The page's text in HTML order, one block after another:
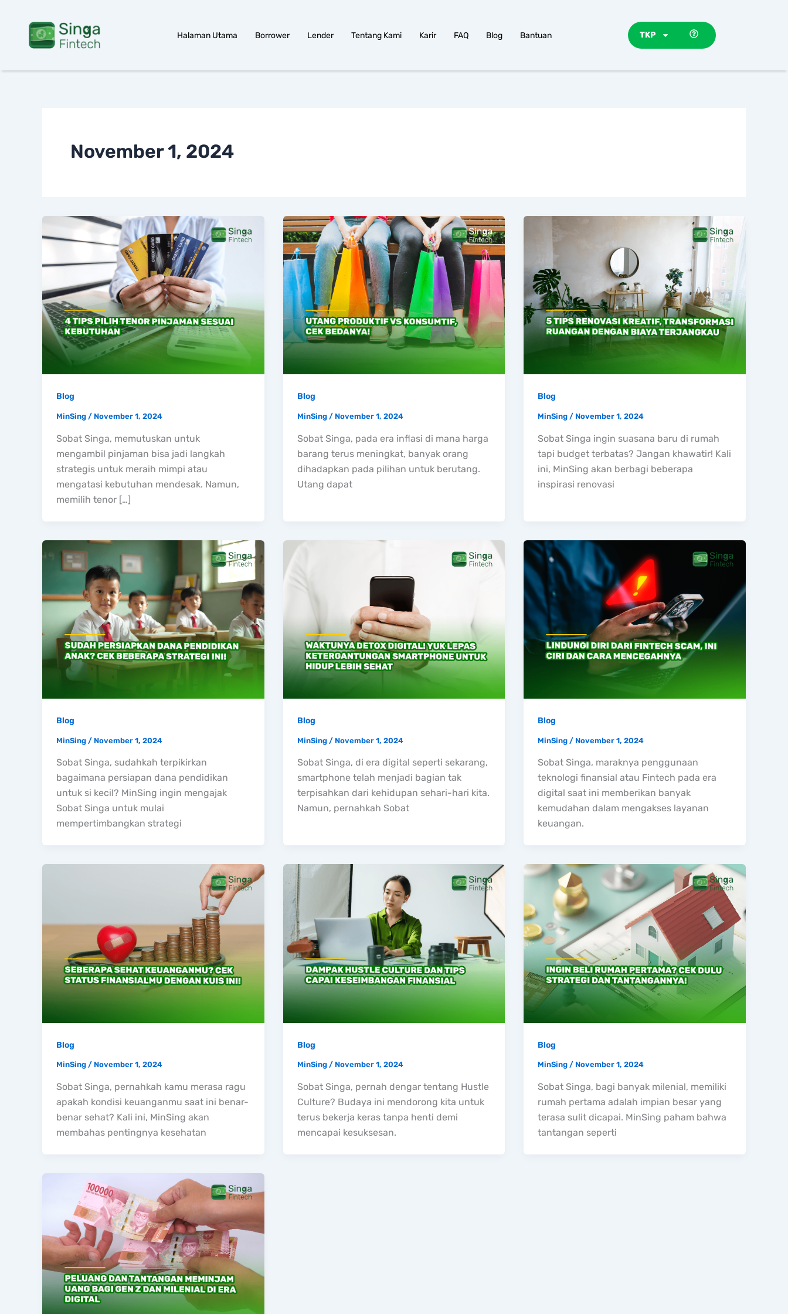
content
Halaman Utama Borrower Lender Tentang Kami Karir FAQ Blog Bantuan TKP
November 1, 2024
Blog
MinSing / November 1, 2024
Sobat Singa, memutuskan untuk
mengambil pinjaman bisa jadi langkah
strategis untuk meraih mimpi atau
mengatasi kebutuhan mendesak. Namun,
memilih tenor […]
Blog
MinSing / November 1, 2024
Sobat Singa, pada era inflasi di mana harga
barang terus meningkat, banyak orang
dihadapkan pada pilihan untuk berutang.
Utang dapat
Blog
MinSing/ November 1, 2024
Sobat Singa ingin suasana baru di rumah
tapi budget terbatas? Jangan khawatir! Kali
ini, MinSing akan berbagi beberapa
inspirasi renovasi
Blog
MinSing / November 1, 2024
Sobat Singa, sudahkah terpikirkan
bagaimana persiapan dana pendidikan
untuk si kecil? MinSing ingin mengajak
Sobat Singa untuk mulai
mempertimbangkan strategi
Blog
MinSing / November 1, 2024
Sobat Singa, di era digital seperti sekarang,
smartphone telah menjadi bagian tak
terpisahkan dari kehidupan sehari-hari kita.
Namun, pernahkah Sobat
Blog
MinSing / November 1, 2024
Sobat Singa, maraknya penggunaan
teknologi finansial atau Fintech pada era
digital saat ini memberikan banyak
kemudahan dalam mengakses layanan
keuangan.
Blog
MinSing / November 1, 2024
Sobat Singa, pernahkah kamu merasa ragu
apakah kondisi keuanganmu saat ini benar-
benar sehat? Kali ini, MinSing akan
membahas pentingnya kesehatan
Blog
MinSing / November 1, 2024
Sobat Singa, pernah dengar tentang Hustle
Culture? Budaya ini mendorong kita untuk
terus bekerja keras tanpa henti demi
mencapai kesuksesan.
Blog
MinSing/ November 1, 2024
Sobat Singa, bagi banyak milenial, memiliki
rumah pertama adalah impian besar yang
terasa sulit dicapai. MinSing paham bahwa
tantangan seperti